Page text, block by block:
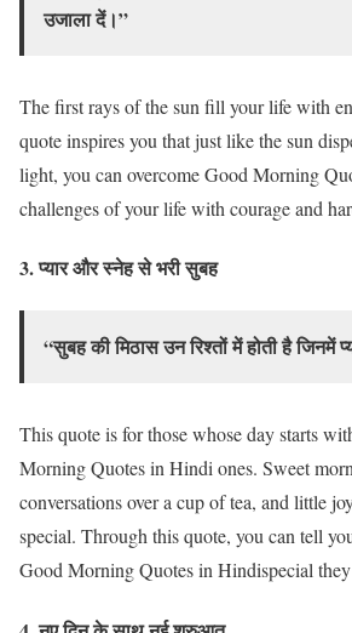
उजाला दें।”
The first rays of the sun fill your life with
quote inspires you that just like the sun
light, you can overcome Good Morning
challenges of your life with courage and
3.प्यार और स्नेह से भरी सुबह
“सुबह की मिठास उन रिश्तों में होती है जिनमें
This quote is for those whose day starts
Morning Quotes in Hindi ones. Sweet
conversations over a cup of tea, and little
special. Through this quote, you can tell
Good Morning Quotes in Hindispecial